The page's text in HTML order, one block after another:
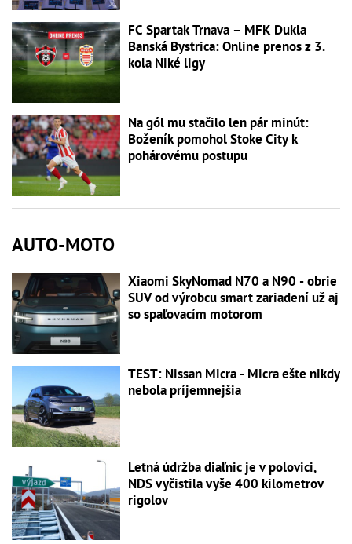
FC Spartak Trnava – MFK Dukla
Banská Bystrica: Online prenos z 3.
kola Niké ligy
Na gól mu stačilo len pár minút:
Boženík pomohol Stoke City k
pohárovému postupu
AUTO-MOTO
Xiaomi SkyNomad N70 a N90 - obrie
SUV od výrobcu smart zariadení už aj
so spaľovacím motorom
TEST: Nissan Micra - Micra ešte nikdy
nebola príjemnejšia
Letná údržba diaľnic je v polovici,
NDS vyčistila vyše 400 kilometrov
rigolov